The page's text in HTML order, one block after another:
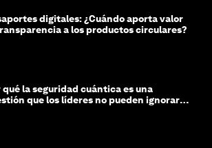
digitales: ¿Cuándo aporta valor
a los productos circulares?
qué la seguridad cuántica es una
que los líderes no pueden ignorar